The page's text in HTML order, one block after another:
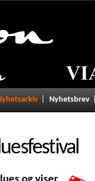
Nyhetsbrev